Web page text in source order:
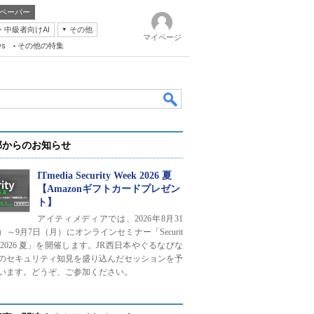
ーパー
中級者向けAI
その他
その他の特集
マイページ
らのお知らせ
ITmedia Security Week 2026 夏
【Amazonギフトカードプレゼン
ト】
アイティメディアでは、2026年8月31
～9月7日（月）にオンラインセミナー「Securit
2026 夏」を開催します。JR西日本やぐるなびな
セキュリティ知見を盛り込んだセッションを予
ます。どうぞ、ご参加ください。